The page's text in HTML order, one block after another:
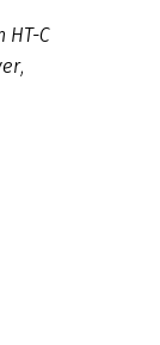
HT-C